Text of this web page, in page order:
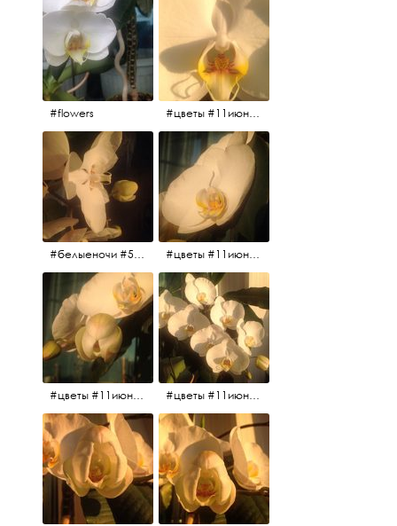
#flowers #цветы #11июня2017 #5утра #белыеночи
#белыеночи #5утра #11июня2017 #цветы #цветы #11июня2017 #5утра #белыеночи
#цветы #11июня2017 #цветы #11июня2017